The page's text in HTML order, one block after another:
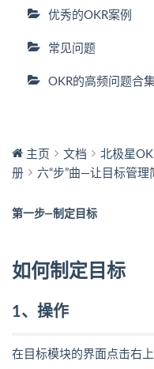
优秀的OKR案例
常见问题
OKR的高频问题合
主页 文档 北极星
册
六“步”曲—让目标管理
第一步—制定目标
如何制定目标
1、操作
在目标模块的界面点击右